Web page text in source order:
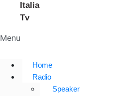
Italia
Tv
Menu
Home
Radio
Speaker